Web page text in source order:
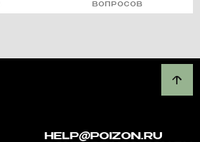
ВОПРОСОВ
HELP@POIZON.RU